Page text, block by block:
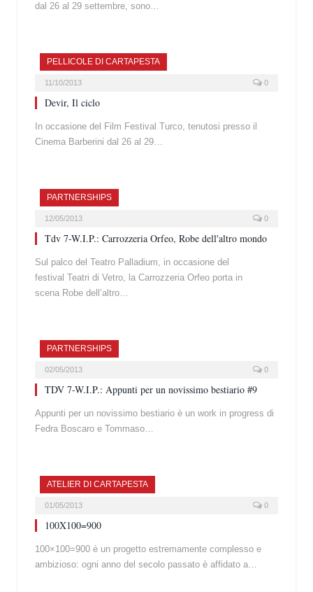
dal 26 al 29 settembre, sono…
PELLICOLE DI CARTAPESTA
11/10/2013 0
Devir, Il ciclo
In occasione del Film Festival Turco, tenutosi presso il
Cinema Barberini dal 26 al 29…
PARTNERSHIPS
12/05/2013 0
Tdv 7-W.I.P.: Carrozzeria Orfeo, Robe dell'altro mondo
Sul palco del Teatro Palladium, in occasione del
festival Teatri di Vetro, la Carrozzeria Orfeo porta in
scena Robe dell’altro…
PARTNERSHIPS
02/05/2013 0
TDV 7-W.I.P.: Appunti per un novissimo bestiario #9
Appunti per un novissimo bestiario è un work in progress di
Fedra Boscaro e Tommaso…
ATELIER DI CARTAPESTA
01/05/2013 0
100X100=900
100×100=900 è un progetto estremamente complesso e
ambizioso: ogni anno del secolo passato è affidato a…